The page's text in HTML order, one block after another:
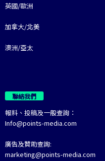
英國/歐洲
加拿大/北美
澳洲/亞太
聯絡我們
報料、投稿及一般查詢：
Info@points-media.com
廣告及贊助查詢:
marketing@points-media.com